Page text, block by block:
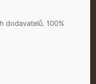
dodavatelů. 100%